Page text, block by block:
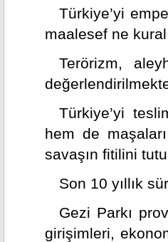
Türkiye’yi
maalesef ne
Terörizm,
Türkiye’yi
hem de
savaşın fitilini
Son 10 yıllık
Gezi Parkı
girişimleri,